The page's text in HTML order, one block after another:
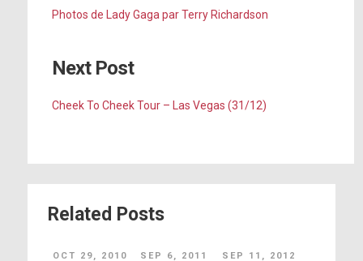
Photos de Lady Gaga par Terry Richardson
Next Post
Cheek To Cheek Tour – Las Vegas (31/12)
Related Posts
OCT 29, 2010 SEP 6, 2011 SEP 11, 2012